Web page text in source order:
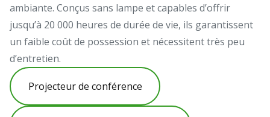
ambiante. Conçus sans lampe et capables d’offrir
jusqu’à 20 000 heures de durée de vie, ils garantissent
un faible coût de possession et nécessitent très peu
d’entretien.
Projecteur de conférence